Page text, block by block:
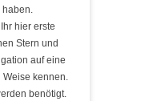
haben.
hier erste
Stern und
auf eine
Weise kennen.
benötigt.